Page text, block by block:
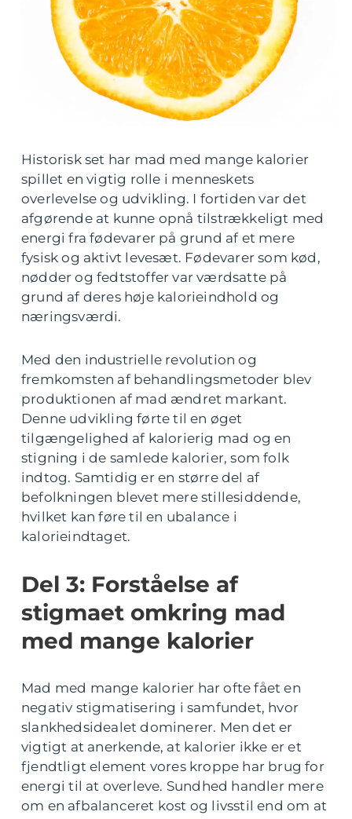
Historisk set har mad med mange kalorier
spillet en vigtig rolle i menneskets
overlevelse og udvikling. I fortiden var det
afgørende at kunne opnå tilstrækkeligt med
energi fra fødevarer på grund af et mere
fysisk og aktivt levesæt. Fødevarer som kød,
nødder og fedtstoffer var værdsatte på
grund af deres høje kalorieindhold og
næringsværdi.
Med den industrielle revolution og
fremkomsten af behandlingsmetoder blev
produktionen af mad ændret markant.
Denne udvikling førte til en øget
tilgængelighed af kalorierig mad og en
stigning i de samlede kalorier, som folk
indtog. Samtidig er en større del af
befolkningen blevet mere stillesiddende,
hvilket kan føre til en ubalance i
kalorieindtaget.
Del 3: Forståelse af
stigmaet omkring mad
med mange kalorier
Mad med mange kalorier har ofte fået en
negativ stigmatisering i samfundet, hvor
slankhedsidealet dominerer. Men det er
vigtigt at anerkende, at kalorier ikke er et
fjendtligt element vores kroppe har brug for
energi til at overleve. Sundhed handler mere
om en afbalanceret kost og livsstil end om at